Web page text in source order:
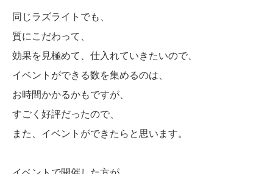
同じラズライトでも、
質にこだわって、
効果を見極めて、仕入れていきたいので、
イベントができる数を集めるのは、
お時間かかるかもですが、
すごく好評だったので、
また、イベントができたらと思います。